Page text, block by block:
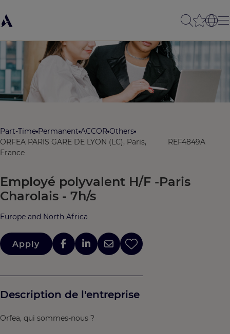
Part-Time Permanent ACCOR Others
ORFEA PARIS GARE DE LYON (LC), Paris,
France
REF4849A
Employé polyvalent H/F -Paris
Charolais - 7h/s
Europe and North Africa
Apply
Description de l'entreprise
Orfea, qui sommes-nous ?